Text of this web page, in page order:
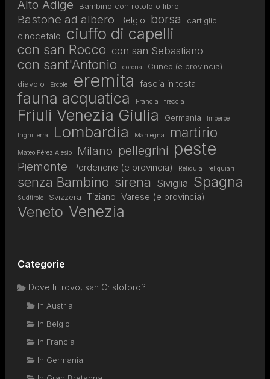
Alto Adige Bambino con rotolo o libro
Bastone ad albero Belgio borsa cartiglio
cinocefalo ciuffo di capelli
con san Rocco con san Sebastiano
con sant'Antonio corona
Cuneo (e provincia)
diavolo
Ercole eremita fascia in testa
fauna acquatica Francia freccia
Friuli Venezia Giulia Germania Imberbe
Inghilterra Lombardia Mantegna martirio
Mateo Pérez Alesio Milano pellegrini peste
Piemonte Pordenone (e provincia) Reliquia reliquiari
senza Bambino sirena Siviglia Spagna
Sudtirolo Svizzera Tiziano Varese (e provincia)
Veneto Venezia
Categorie
Dove ti trovo, san Cristoforo?
In Austria
In Belgio
In Francia
In Germania